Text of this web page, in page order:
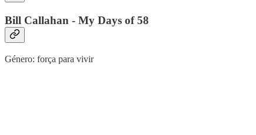
Bill Callahan - My Days of 58
Género: força para vivir